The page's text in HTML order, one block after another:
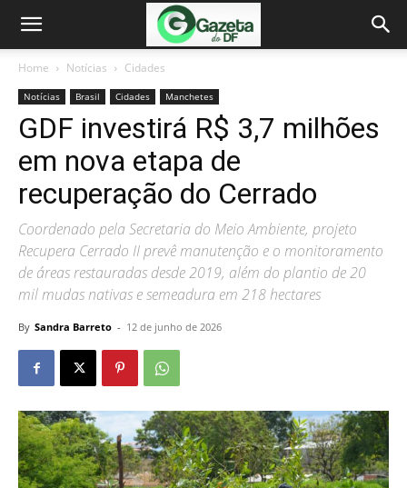
Home Notícias Cidades
Notícias Brasil Cidades Manchetes
GDF investirá R$ 3,7 milhões
em nova etapa de
recuperação do Cerrado
Coordenado pela Secretaria do Meio Ambiente, projeto
Recupera Cerrado II prevê manutenção e o monitoramento
de áreas restauradas desde 2019, além do plantio de 20
mil mudas nativas e semeadura em 218 hectares
By Sandra Barreto - 12 de junho de 2026